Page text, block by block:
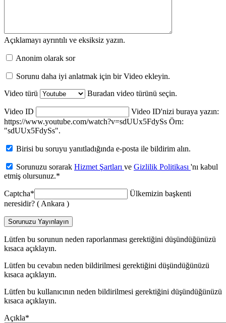
Açıklamayı ayrıntılı ve eksiksiz yazın.
Anonim olarak sor
Sorunu daha iyi anlatmak için bir Video ekleyin.
Video türü
Buradan video türünü seçin.
Video ID
Video ID'nizi buraya yazın:
https://www.youtube.com/watch?v=sdUUx5FdySs Örn:
"sdUUx5FdySs".
Birisi bu soruyu yanıtladığında e-posta ile bildirim alın.
Sorunuzu sorarak Hizmet Şartları ve Gizlilik Politikası 'nı kabul
etmiş olursunuz.*
Captcha*
Ülkemizin başkenti
neresidir? ( Ankara )
Sorunuzu Yayınlayın
Lütfen bu sorunun neden raporlanması gerektiğini düşündüğünüzü
kısaca açıklayın.
Lütfen bu cevabın neden bildirilmesi gerektiğini düşündüğünüzü
kısaca açıklayın.
Lütfen bu kullanıcının neden bildirilmesi gerektiğini düşündüğünüzü
kısaca açıklayın.
Açıkla*